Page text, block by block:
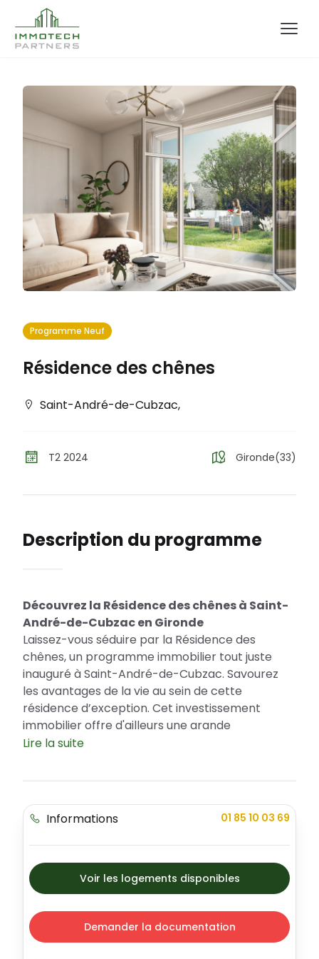
Programme Neuf
Résidence des chênes
Saint-André-de-Cubzac,
T2 2024 Gironde(33)
Description du programme
Découvrez la Résidence des chênes à Saint-
André-de-Cubzac en Gironde
Laissez-vous séduire par la Résidence des
chênes, un programme immobilier tout juste
inauguré à Saint-André-de-Cubzac. Savourez
les avantages de la vie au sein de cette
résidence d’exception. Cet investissement
immobilier offre d'ailleurs une grande
opportunité grâce à des avantages fiscaux tels
chênes incarne l'élégance et le confort dans le
appartements variés.
Saint-André-de-Cubzac, charmante ville située
en Gironde, se distingue par son cadre de vie
agréable et ses nombreuses activités. Tout
autour de la Résidence des chênes, vous
trouverez de nombreuses écoles, services,
Lire la suite
Informations 01 85 10 03 69
Voir les logements disponibles
Demander la documentation